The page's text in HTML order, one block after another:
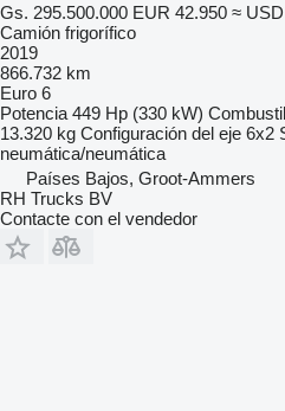
Gs. 295.500.000 EUR 42.950 ≈
Camión frigorífico
2019
866.732 km
Euro 6
Potencia 449 Hp (330 kW)
13.320 kg Configuración del eje 6x2
neumática/neumática
Países Bajos, Groot-Ammers
RH Trucks BV
Contacte con el vendedor